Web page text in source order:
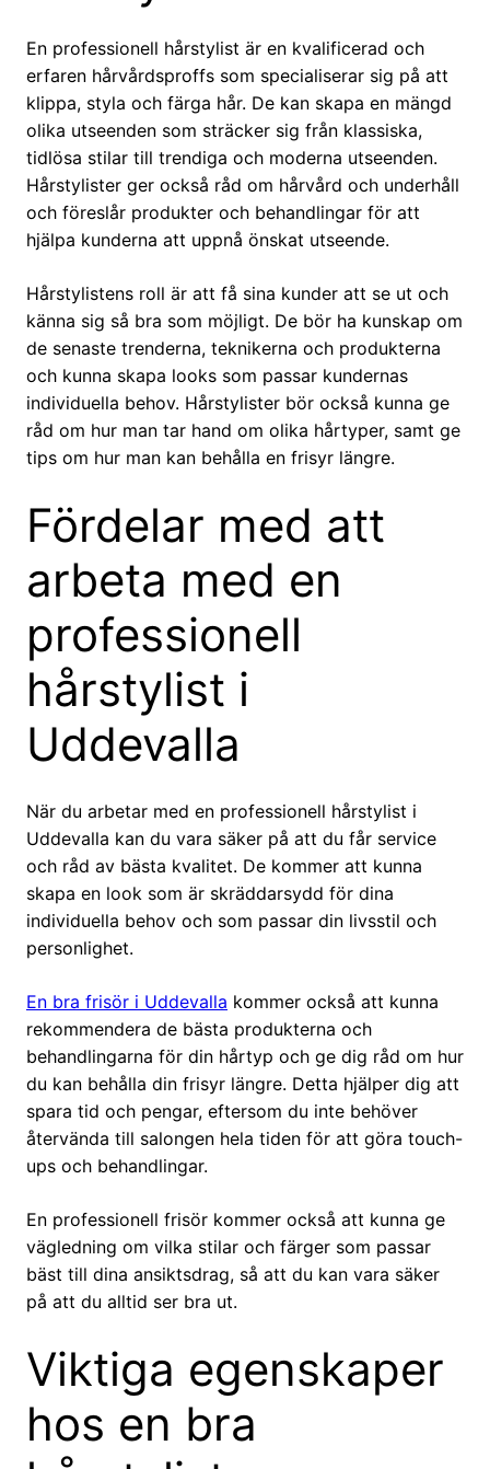
En professionell hårstylist är en kvalificerad och
erfaren hårvårdsproffs som specialiserar sig på att
klippa, styla och färga hår. De kan skapa en mängd
olika utseenden som sträcker sig från klassiska,
tidlösa stilar till trendiga och moderna utseenden.
Hårstylister ger också råd om hårvård och underhåll
och föreslår produkter och behandlingar för att
hjälpa kunderna att uppnå önskat utseende.
Hårstylistens roll är att få sina kunder att se ut och
känna sig så bra som möjligt. De bör ha kunskap om
de senaste trenderna, teknikerna och produkterna
och kunna skapa looks som passar kundernas
individuella behov. Hårstylister bör också kunna ge
råd om hur man tar hand om olika hårtyper, samt ge
tips om hur man kan behålla en frisyr längre.
Fördelar med att
arbeta med en
professionell
hårstylist i
Uddevalla
När du arbetar med en professionell hårstylist i
Uddevalla kan du vara säker på att du får service
och råd av bästa kvalitet. De kommer att kunna
skapa en look som är skräddarsydd för dina
individuella behov och som passar din livsstil och
personlighet.
En bra frisör i Uddevalla kommer också att kunna
rekommendera de bästa produkterna och
behandlingarna för din hårtyp och ge dig råd om hur
du kan behålla din frisyr längre. Detta hjälper dig att
spara tid och pengar, eftersom du inte behöver
återvända till salongen hela tiden för att göra touch-
ups och behandlingar.
En professionell frisör kommer också att kunna ge
vägledning om vilka stilar och färger som passar
bäst till dina ansiktsdrag, så att du kan vara säker
på att du alltid ser bra ut.
Viktiga egenskaper
hos en bra